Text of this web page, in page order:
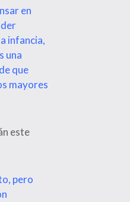
en
infancia,
una
que
mayores
este
pero